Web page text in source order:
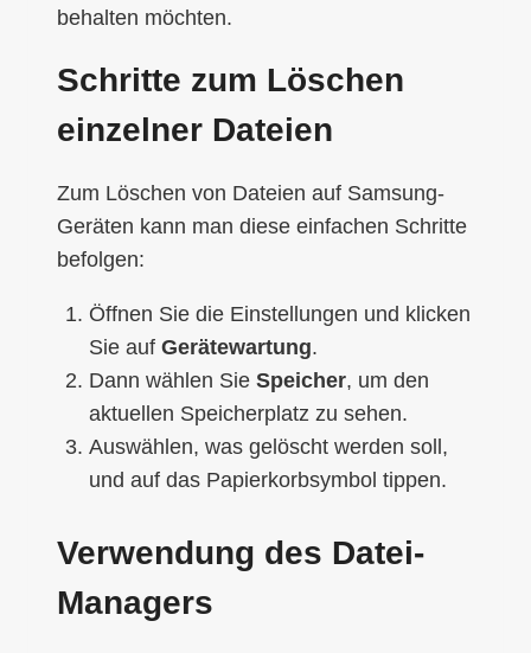
behalten möchten.
Schritte zum Löschen
einzelner Dateien
Zum Löschen von Dateien auf Samsung-
Geräten kann man diese einfachen Schritte
befolgen:
Öffnen Sie die Einstellungen und klicken
Sie auf Gerätewartung.
Dann wählen Sie Speicher, um den
aktuellen Speicherplatz zu sehen.
Auswählen, was gelöscht werden soll,
und auf das Papierkorbsymbol tippen.
Verwendung des Datei-
Managers